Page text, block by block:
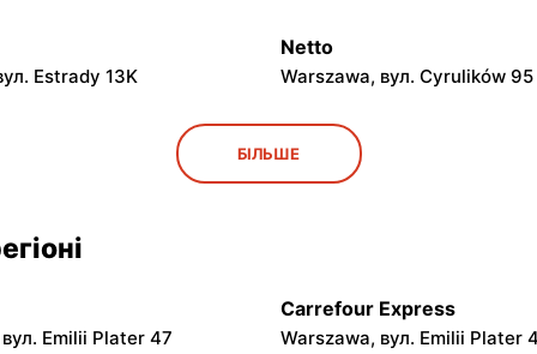
Estrady 13K
Netto
Warszawa, вул. Cyrulików 95
вул. Mochtyńska 101 Warszawa, вул. Wał
Puławska 29
Netto
БІЛЬШЕ
Emilii Plater 47
Carrefour Express
Warszawa, вул. Emilii Plater